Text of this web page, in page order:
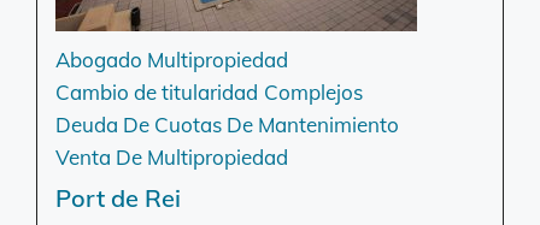
Abogado Multipropiedad
Cambio de titularidad Complejos
Deuda De Cuotas De Mantenimiento
Venta De Multipropiedad
Port de Rei